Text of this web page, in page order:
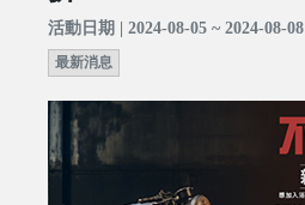
活動日期 | 2024-08-05 ~ 2024-08-08
最新消息